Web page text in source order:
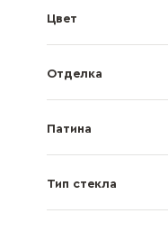
Цвет
Отделка
Патина
Тип стекла